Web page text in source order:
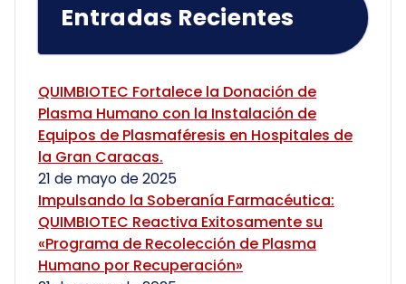
Entradas Recientes
QUIMBIOTEC Fortalece la Donación de
Plasma Humano con la Instalación de
Equipos de Plasmaféresis en Hospitales de
la Gran Caracas.
21 de mayo de 2025
Impulsando la Soberanía Farmacéutica:
QUIMBIOTEC Reactiva Exitosamente su
«Programa de Recolección de Plasma
Humano por Recuperación»